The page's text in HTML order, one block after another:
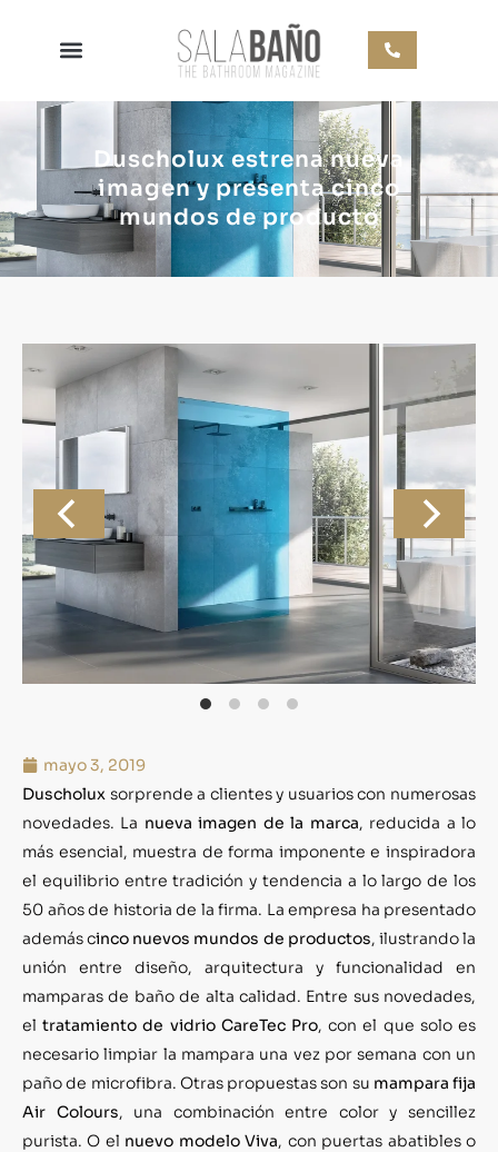
Duscholux estrena nueva
imagen y presenta cinco
mundos de producto
mayo 3, 2019
Duscholux sorprende a clientes y usuarios con numerosas
novedades. La nueva imagen de la marca, reducida a lo
más esencial, muestra de forma imponente e inspiradora
el equilibrio entre tradición y tendencia a lo largo de los
50 años de historia de la firma. La empresa ha presentado
además cinco nuevos mundos de productos, ilustrando la
unión entre diseño, arquitectura y funcionalidad en
mamparas de baño de alta calidad. Entre sus novedades,
eltratamiento de vidrio CareTec Pro, con el que solo es
necesario limpiar la mampara una vez por semana con un
paño de microfibra. Otras propuestas son su mampara fija
Air Colours, una combinación entre color y sencillez
purista. O el nuevo modelo Viva, con puertas abatibles o